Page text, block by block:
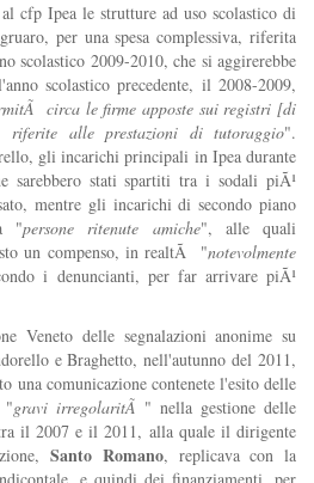
cfp Ipea le strutture ad uso scolastico di
per una spesa complessiva, riferita
scolastico 2009-2010, che si aggirerebbe
scolastico precedente, il 2008-2009,
circa le firme apposte sui registri [di
riferite alle prestazioni di tutoraggio".
gli incarichi principali in Ipea durante
sarebbero stati spartiti tra i sodali piÃ¹
mentre gli incarichi di secondo piano
"persone ritenute amiche", alle quali
un compenso, in realtÃ "notevolmente
i denuncianti, per far arrivare piÃ¹
Veneto delle segnalazioni anonime su
e Braghetto, nell'autunno del 2011,
una comunicazione contenete l'esito delle
"gravi irregolaritÃ " nella gestione delle
il 2007 e il 2011, alla quale il dirigente
Santo Romano, replicava con la